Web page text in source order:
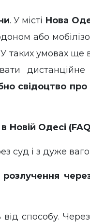
. У місті Нова
або
умовах ще
свідоцтво
Новій Одесі
суд і з дуже
розлучення
від способу.